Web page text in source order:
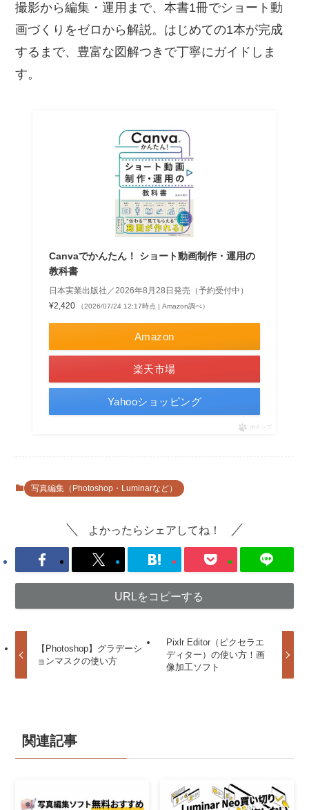
撮影から編集・運用まで、本書1冊でショート動
画づくりをゼロから解説。はじめての1本が完成
するまで、豊富な図解つきで丁寧にガイドしま
す。
Canvaでかんたん！ ショート動画制作・運用の
教科書
日本実業出版社／2026年8月28日発売（予約受付中）
¥2,420
（2026/07/24 12:17時点 | Amazon調べ）
Amazon
楽天市場
Yahooショッピング
ポチップ
写真編集（Photoshop・Luminarなど）
よかったらシェアしてね！
URLをコピーする
【Photoshop】グラデーシ
ョンマスクの使い方
Pixlr Editor（ピクセラエ
ディター）の使い方！画
像加工ソフト
関連記事